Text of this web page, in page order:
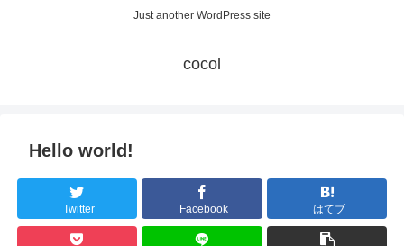
Just another WordPress site
cocol
Hello world!
Twitter Facebook はてブ